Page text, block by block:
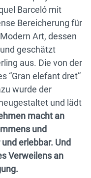
Barceló mit
Bereicherung für
Art, dessen
geschätzt
aus. Die von der
“Gran elefant dret”
wurde der
und lädt
macht an
und
erlebbar. Und
Verweilens an